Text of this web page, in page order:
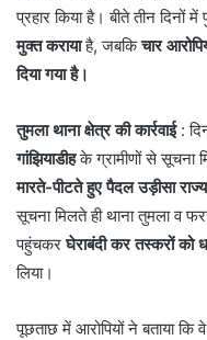
प्रहार किया है। बीते तीन दिनों
मुक्त करायाहै, जबकिचार
दिया गया है।
तुमला थाना क्षेत्र की कार्रवाई :
गांझियाडीहके ग्रामीणों से सूचना
मारते-पीटते हुए पैदल उड़ीसा
सूचना मिलते ही थाना तुमला व
पहुंचकरघेराबंदी कर तस्करों को
लिया।
पूछताछ में आरोपियों ने बताया कि